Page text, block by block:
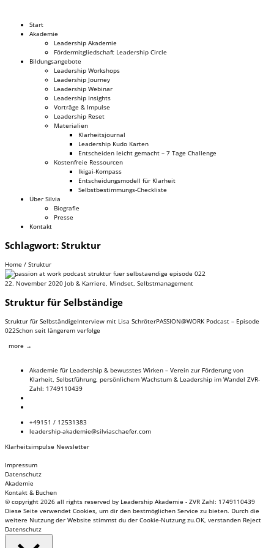
Dr. Silvia Schäfer
Start
Akademie
Leadership Akademie
Fördermitgliedschaft Leadership Circle
Bildungsangebote
Leadership Workshops
Leadership Journey
Leadership Webinar
Leadership Insights
Vorträge & Impulse
Leadership Reset
Materialien
Klarheitsjournal
Leadership Kudo Karten
Entscheiden leicht gemacht – 7 Tage Challenge
Kostenfreie Ressourcen
Ikigai-Kompass
Entscheidungsmodell für Klarheit
Selbstbestimmungs-Checkliste
Über Silvia
Biografie
Presse
Kontakt
Schlagwort: Struktur
Home / Struktur
22. November 2020 Job & Karriere, Mindset, Selbstmanagement
Struktur für Selbständige
Struktur für SelbständigeInterview mit Lisa SchröterPASSION@WORK Podcast – Episode
022Schon seit längerem verfolge
more →
Akademie für Leadership & bewusstes Wirken – Verein zur Förderung von
Klarheit, Selbstführung, persönlichem Wachstum & Leadership im Wandel ZVR-
Zahl: 1749110439
+49151 / 12531383
leadership-akademie@silviaschaefer.com
Klarheitsimpulse Newsletter
Impressum
Datenschutz
Akademie
Kontakt & Buchen
© copyright 2026 all rights reserved by Leadership Akademie - ZVR Zahl: 1749110439
Diese Seite verwendet Cookies, um dir den bestmöglichen Service zu bieten. Durch die
weitere Nutzung der Website stimmst du der Cookie-Nutzung zu.OK, verstanden Reject
Datenschutz